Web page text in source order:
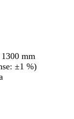
mm
±1 %)